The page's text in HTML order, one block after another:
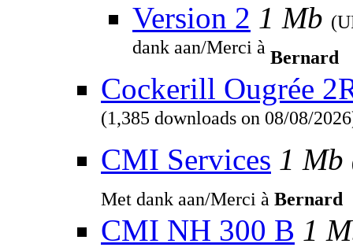
Version 2 1 Mb
dank aan/Merci à Bernard
Cockerill Ougrée
(1,385 downloads on 08/08/
CMI Services 1 Mb
Met dank aan/Merci à Bernard
CMI NH 300 B 1